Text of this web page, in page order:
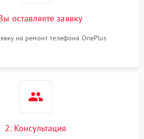
оставляете заявку
на ремонт телефона OnePlus
2. Консультация